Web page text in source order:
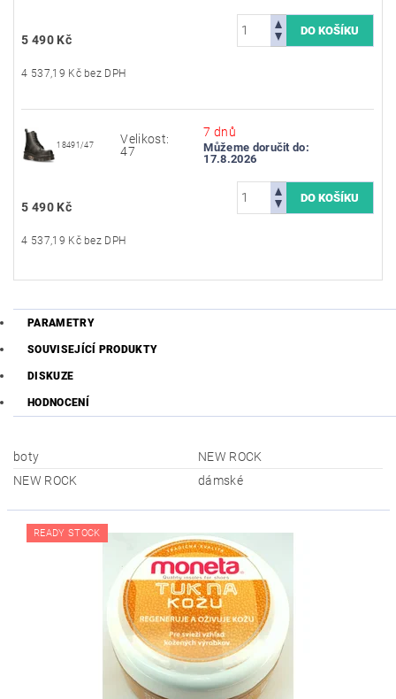
5 490 Kč
4 537,19 Kč bez DPH
18491/47
Velikost:
47
7 dnů
Můžeme doručit do:
17.8.2026
5 490 Kč
4 537,19 Kč bez DPH
PARAMETRY
SOUVISEJÍCÍ PRODUKTY
DISKUZE
HODNOCENÍ
boty
NEW ROCK
NEW ROCK
dámské
READY STOCK